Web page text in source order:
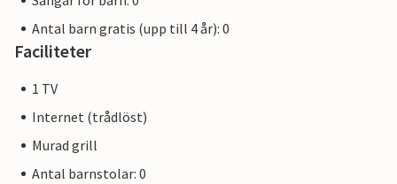
Antal barn gratis (upp till 4 år): 0
Faciliteter
1 TV
Internet (trådlöst)
Murad grill
Antal barnstolar: 0